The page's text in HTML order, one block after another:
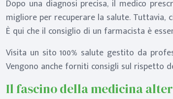
Dopo una diagnosi precisa, il medico
migliore per recuperare la salute. Tuttavia,
È qui che il consiglio di un farmacista è
Visita un sito 100% salute gestito da
Vengono anche forniti consigli sul rispetto
Il fascino della medicina